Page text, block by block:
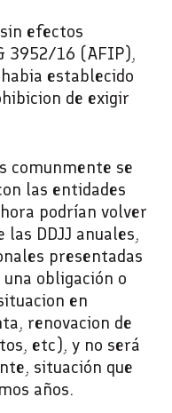
efectos
3952/16 (AFIP),
establecido
de exigir
comunmente se
las entidades
podrían volver
las DDJJ anuales,
presentadas
obligación o
en
renovacion de
etc), y no será
situación que
años.